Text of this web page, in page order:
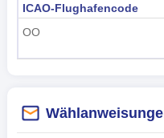
ICAO-Flughafencode
OO